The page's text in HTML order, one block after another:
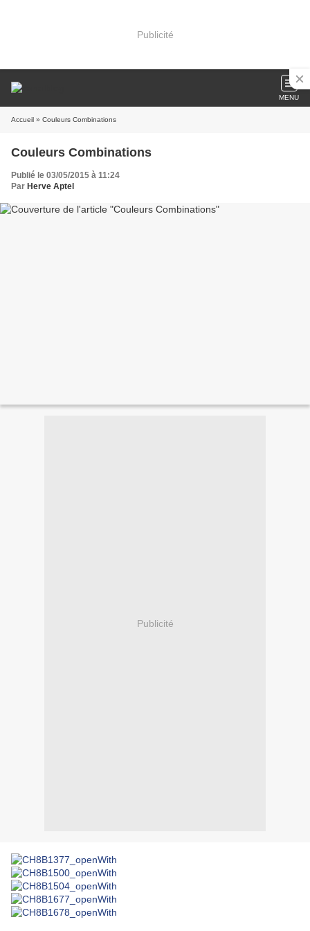
Publicité
MENU
Accueil » Couleurs Combinations
Couleurs Combinations
Publié le 03/05/2015 à 11:24
Par Herve Aptel
Publicité